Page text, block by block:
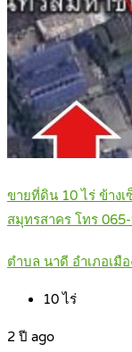
ขายที่ดิน 10 ไร่ ข้าง
สมุทรสาคร โทร
ตำบล นาดี อำเภอเมื
10ไร่
2 ปี ago